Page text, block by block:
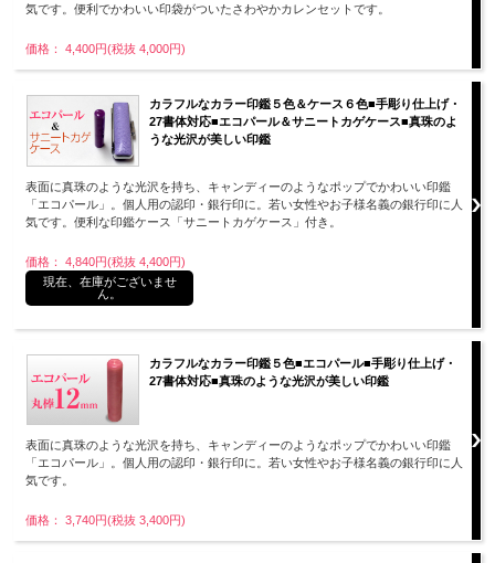
気です。便利でかわいい印袋がついたさわやかカレンセットです。
価格： 4,400円(税抜 4,000円)
カラフルなカラー印鑑５色＆ケース６色■手彫り仕上げ・
27書体対応■エコパール＆サニートカゲケース■真珠のよ
うな光沢が美しい印鑑
表面に真珠のような光沢を持ち、キャンディーのようなポップでかわいい印鑑
「エコパール」。個人用の認印・銀行印に。若い女性やお子様名義の銀行印に人
気です。便利な印鑑ケース「サニートカゲケース」付き。
価格： 4,840円(税抜 4,400円)
現在、在庫がございませ
ん。
カラフルなカラー印鑑５色■エコパール■手彫り仕上げ・
27書体対応■真珠のような光沢が美しい印鑑
表面に真珠のような光沢を持ち、キャンディーのようなポップでかわいい印鑑
「エコパール」。個人用の認印・銀行印に。若い女性やお子様名義の銀行印に人
気です。
価格： 3,740円(税抜 3,400円)